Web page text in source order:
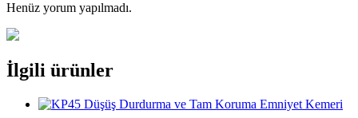
Henüz yorum yapılmadı.
İlgili ürünler